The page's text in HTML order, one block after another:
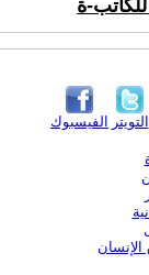
ة
الفيسبوك التويتر
الإنسان